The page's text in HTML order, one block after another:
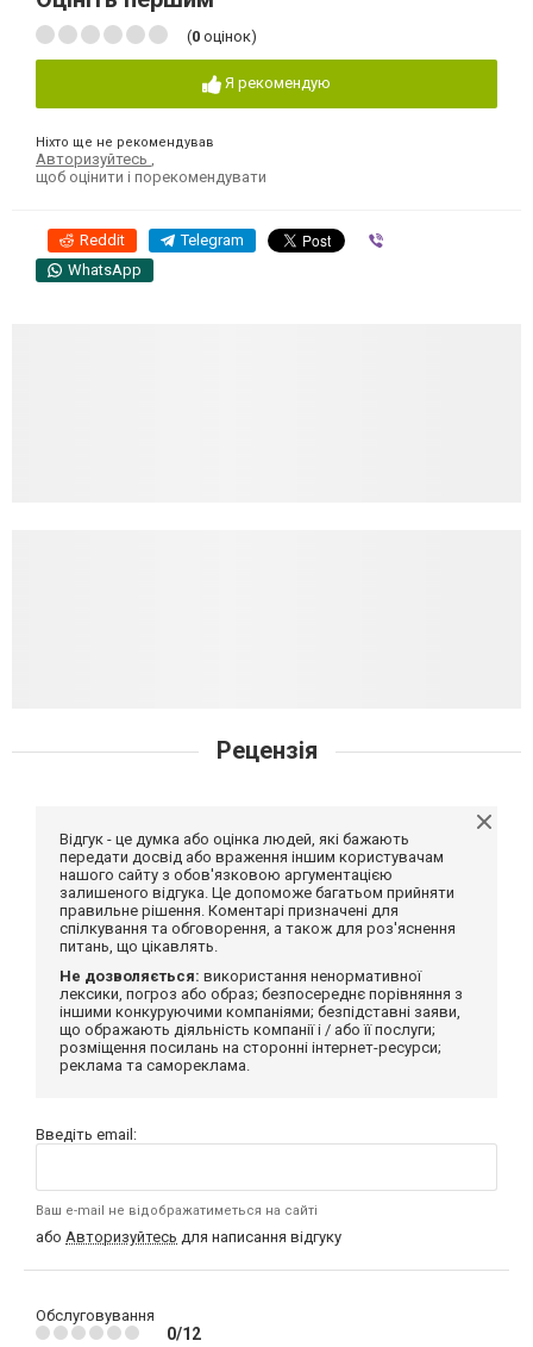
(0 оцінок)
Я рекомендую
Ніхто ще не рекомендував
Авторизуйтесь
щоб оцінити і порекомендувати
Reddit Telegram
WhatsApp
Рецензія
Відгук - це думка або оцінка людей, які бажають
передати досвід або враження іншим користувачам
нашого сайту з обов'язковою аргументацією
залишеного відгука. Це допоможе багатьом прийняти
правильне рішення. Коментарі призначені для
спілкування та обговорення, а також для роз'яснення
питань, що цікавлять.
Не дозволяється: використання ненормативної
лексики, погроз або образ; безпосереднє порівняння з
іншими конкуруючими компаніями; безпідставні заяви,
що ображають діяльність компанії і / або її послуги;
розміщення посилань на сторонні інтернет-ресурси;
реклама та самореклама.
Введіть email:
Ваш e-mail не відображатиметься на сайті
або Авторизуйтесь для написання відгуку
Обслуговування
0/12